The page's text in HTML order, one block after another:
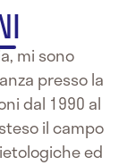
mi sono
presso la
dal 1990 al
il campo
ed